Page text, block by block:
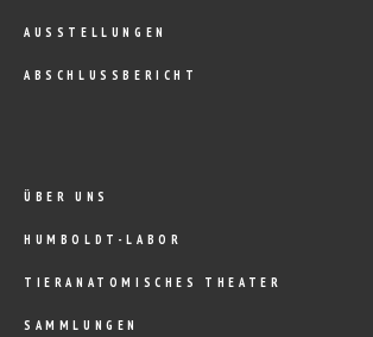
AUSSTELLUNGEN
ABSCHLUSSBERICHT
ÜBER UNS
HUMBOLDT-LABOR
TIERANATOMISCHES THEATER
SAMMLUNGEN